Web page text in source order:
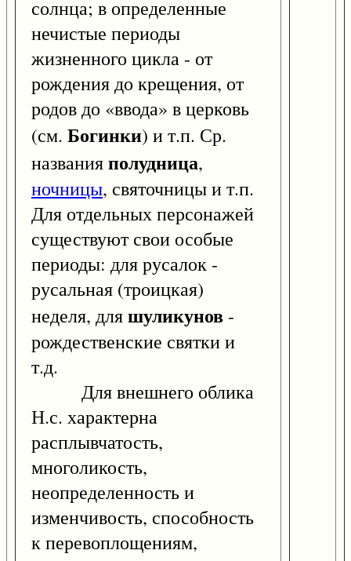
солнца; в определенные
нечистые периоды
жизненного цикла - от
рождения до крещения, от
родов до «ввода» в церковь
(см. Богинки) и т.п. Ср.
названияполудница,
ночницы, святочницы и т.п.
Для отдельных персонажей
существуют свои особые
периоды: для русалок -
русальная (троицкая)
неделя, дляшуликунов -
рождественские святки и
т.д.
Для внешнего облика
Н.с. характерна
расплывчатость,
многоликость,
неопределенность и
изменчивость, способность
к перевоплощениям,